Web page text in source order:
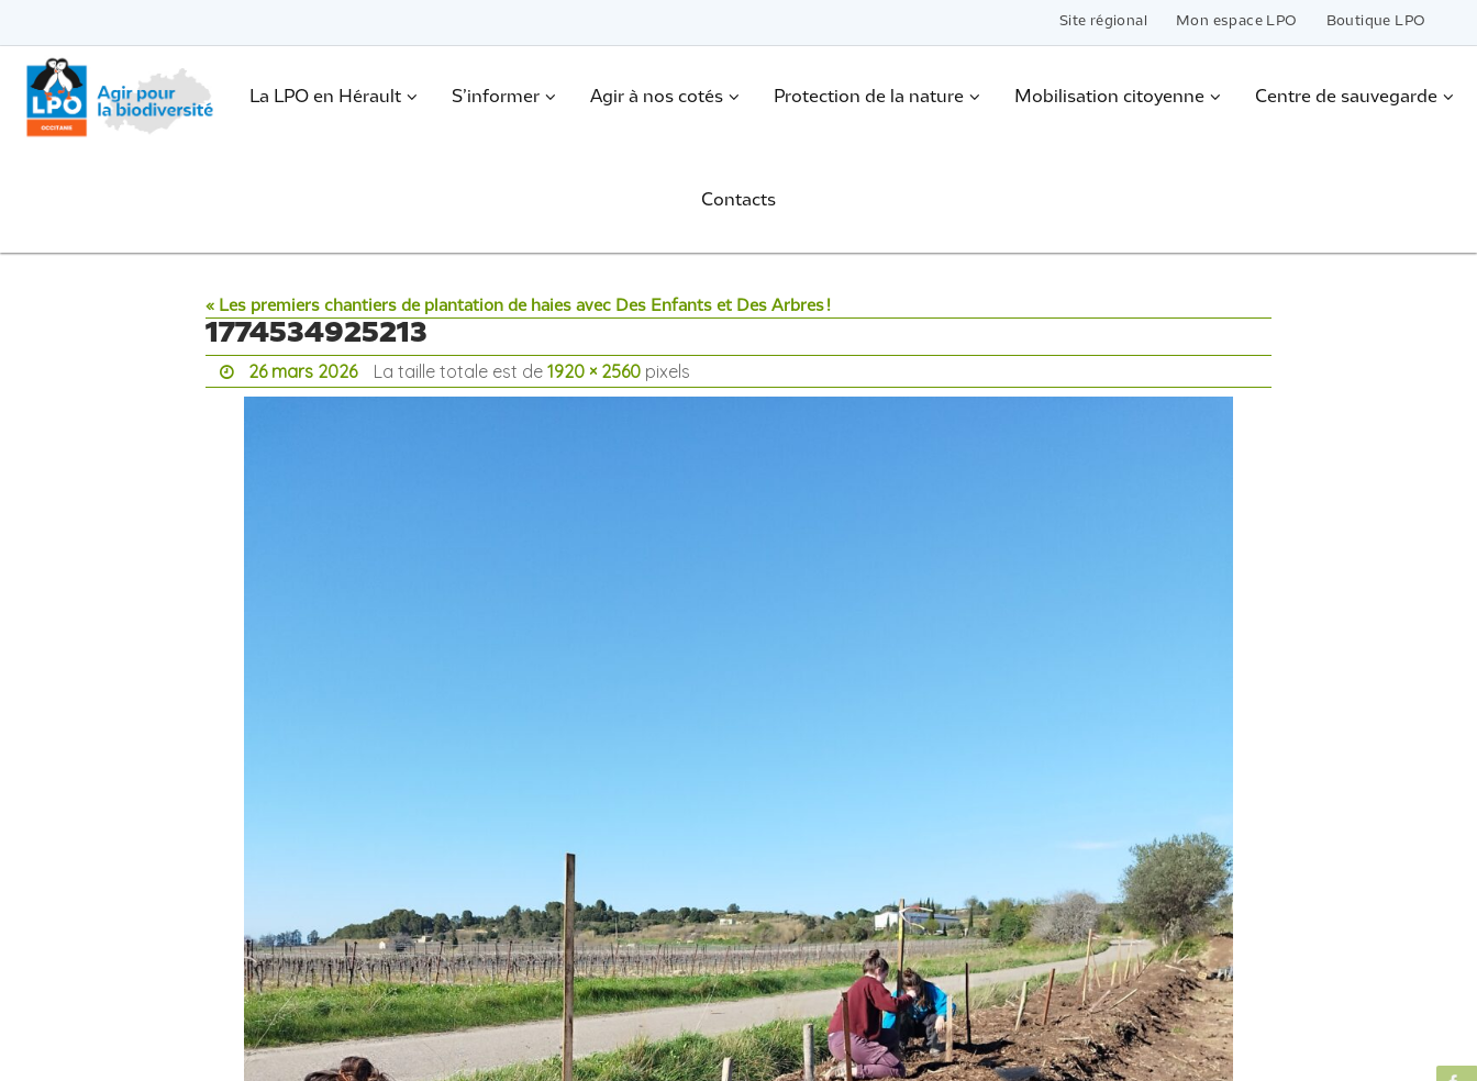
le
contenu
Site régional Mon espace LPO Boutique LPO
Passer
contenu
. La LPO en Hérault S’informer Agir à nos cotés Protection de la nature Mobilisation citoyenne Centre de sauvegarde
Contacts
« Les premiers chantiers de plantation de haies avec Des Enfants et Des Arbres !
1774534925213
26 mars 2026 La taille totale est de 1920 × 2560pixels